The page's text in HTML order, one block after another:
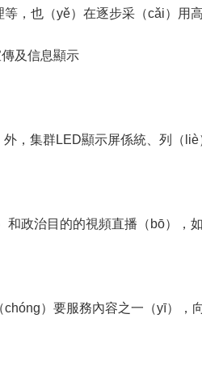
，也（yě）在逐步采（cǎi）用
及信息顯示
，集群LED顯示屏係統、列（
政治目的的視頻直播（bō）
）要服務內容之一（yī）